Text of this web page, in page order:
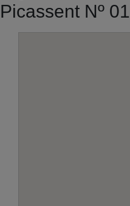
Picassent Nº 01